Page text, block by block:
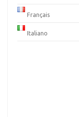
Français
Italiano